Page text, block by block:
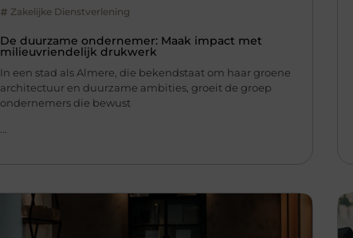
Zakelijke Dienstverlening
De duurzame ondernemer: Maak impact met
milieuvriendelijk drukwerk
In een stad als Almere, die bekendstaat om haar groene
architectuur en duurzame ambities, groeit de groep
ondernemers die bewust
...